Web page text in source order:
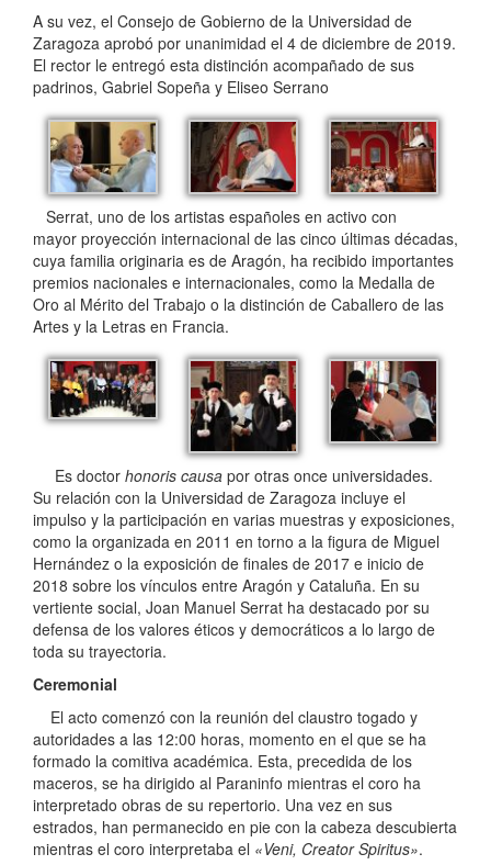
A su vez, el Consejo de Gobierno de la Universidad de
Zaragoza aprobó por unanimidad el 4 de diciembre de 2019.
El rector le entregó esta distinción acompañado de sus
padrinos, Gabriel Sopeña y Eliseo Serrano
Serrat, uno de los artistas españoles en activo con
mayor proyección internacional de las cinco últimas décadas,
cuya familia originaria es de Aragón, ha recibido importantes
premios nacionales e internacionales, como la Medalla de
Oro al Mérito del Trabajo o la distinción de Caballero de las
Artes y la Letras en Francia.
Es doctor honoris causa por otras once universidades.
Su relación con la Universidad de Zaragoza incluye el
impulso y la participación en varias muestras y exposiciones,
como la organizada en 2011 en torno a la figura de Miguel
Hernández o la exposición de finales de 2017 e inicio de
2018 sobre los vínculos entre Aragón y Cataluña. En su
vertiente social, Joan Manuel Serrat ha destacado por su
defensa de los valores éticos y democráticos a lo largo de
toda su trayectoria.
Ceremonial
El acto comenzó con la reunión del claustro togado y
autoridades a las 12:00 horas, momento en el que se ha
formado la comitiva académica. Esta, precedida de los
maceros, se ha dirigido al Paraninfo mientras el coro ha
interpretado obras de su repertorio. Una vez en sus
estrados, han permanecido en pie con la cabeza descubierta
mientras el coro interpretaba el «Veni, Creator Spiritus».